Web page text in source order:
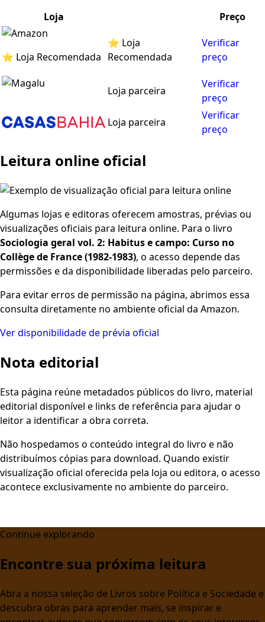
Loja
Preço
⭐ Loja Recomendada
⭐ Loja
Recomendada
Verificar
preço
Loja parceira
Verificar
preço
Loja parceira
Verificar
preço
Leitura online oficial
Algumas lojas e editoras oferecem amostras, prévias ou
visualizações oficiais para leitura online. Para o livro
Sociologia geral vol. 2: Habitus e campo: Curso no
Collège de France (1982-1983), o acesso depende das
permissões e da disponibilidade liberadas pelo parceiro.
Para evitar erros de permissão na página, abrimos essa
consulta diretamente no ambiente oficial da Amazon.
Ver disponibilidade de prévia oficial
Nota editorial
Esta página reúne metadados públicos do livro, material
editorial disponível e links de referência para ajudar o
leitor a identificar a obra correta.
Não hospedamos o conteúdo integral do livro e não
distribuímos cópias para download. Quando existir
visualização oficial oferecida pela loja ou editora, o acesso
acontece exclusivamente no ambiente do parceiro.
Continue explorando
Encontre sua próxima leitura
Abra a nossa seleção de Livros sobre Política e Sociedade e
descubra obras para aprender mais, se inspirar e